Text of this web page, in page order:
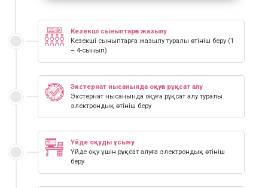
Кезекші сыныптарға жазылу
Кезекші сыныптарға жазылу туралы өтініш беру (1
– 4-сынып)
Экстернат нысанында оқуға рұқсат алу
Экстернат нысанында оқуға рұқсат алу туралы
электрондық өтініш беру
Үйде оқуды ұсыну
Үйде оқу үшін рұқсат алуға электрондық өтініш
беру